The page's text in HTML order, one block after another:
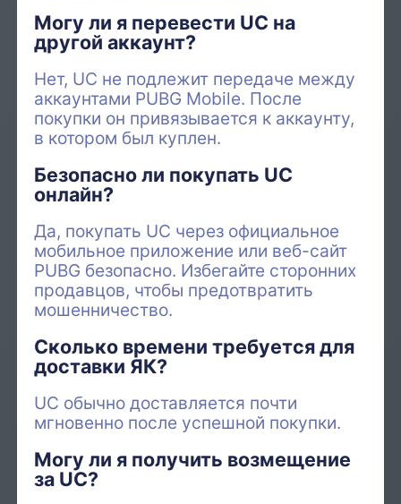
Могу ли я перевести UC на
другой аккаунт?
Нет, UC не подлежит передаче между
аккаунтами PUBG Mobile. После
покупки он привязывается к аккаунту,
в котором был куплен.
Безопасно ли покупать UC
онлайн?
Да, покупать UC через официальное
мобильное приложение или веб-сайт
PUBG безопасно. Избегайте сторонних
продавцов, чтобы предотвратить
мошенничество.
Сколько времени требуется для
доставки ЯК?
UC обычно доставляется почти
мгновенно после успешной покупки.
Могу ли я получить возмещение
за UC?